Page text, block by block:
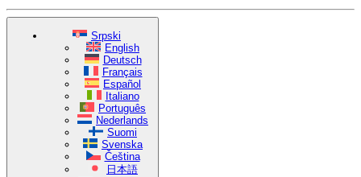
Srpski
English
Deutsch
Français
Español
Italiano
Português
Nederlands
Suomi
Svenska
Čeština
日本語